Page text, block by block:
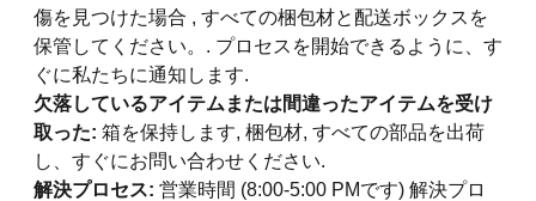
傷を見つけた場合 , すべての梱包材と配送ボックスを
保管してください。. プロセスを開始できるように、す
ぐに私たちに通知します.
欠落しているアイテムまたは間違ったアイテムを受け
取った: 箱を保持します, 梱包材, すべての部品を出荷
し、すぐにお問い合わせください.
解決プロセス: 営業時間 (8:00-5:00 PMです) 解決プロ